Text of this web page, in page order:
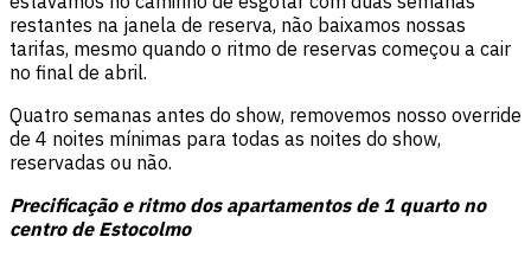
restantes na janela de reserva, não baixamos nossas
tarifas, mesmo quando o ritmo de reservas começou a cair
no final de abril.
Quatro semanas antes do show, removemos nosso override
de 4 noites mínimas para todas as noites do show,
reservadas ou não.
Precificação e ritmo dos apartamentos de 1 quarto no
centro de Estocolmo